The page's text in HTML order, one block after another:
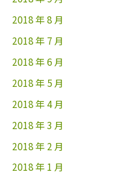
2018 年 8 月
2018 年 7 月
2018 年 6 月
2018 年 5 月
2018 年 4 月
2018 年 3 月
2018 年 2 月
2018 年 1 月